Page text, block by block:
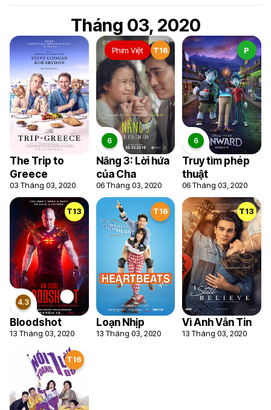
Tháng 03, 2020
The Trip to
Greece
03 Tháng 03, 2020
Phim Việt T16
Nắng 3: Lời hứa
của Cha
06 Tháng 03, 2020
P
Truy tìm phép
thuật
06 Tháng 03, 2020
T13
Bloodshot
13 Tháng 03, 2020
T16
Loạn Nhịp
13 Tháng 03, 2020
T13
Vì Anh Vẫn Tin
13 Tháng 03, 2020
T16